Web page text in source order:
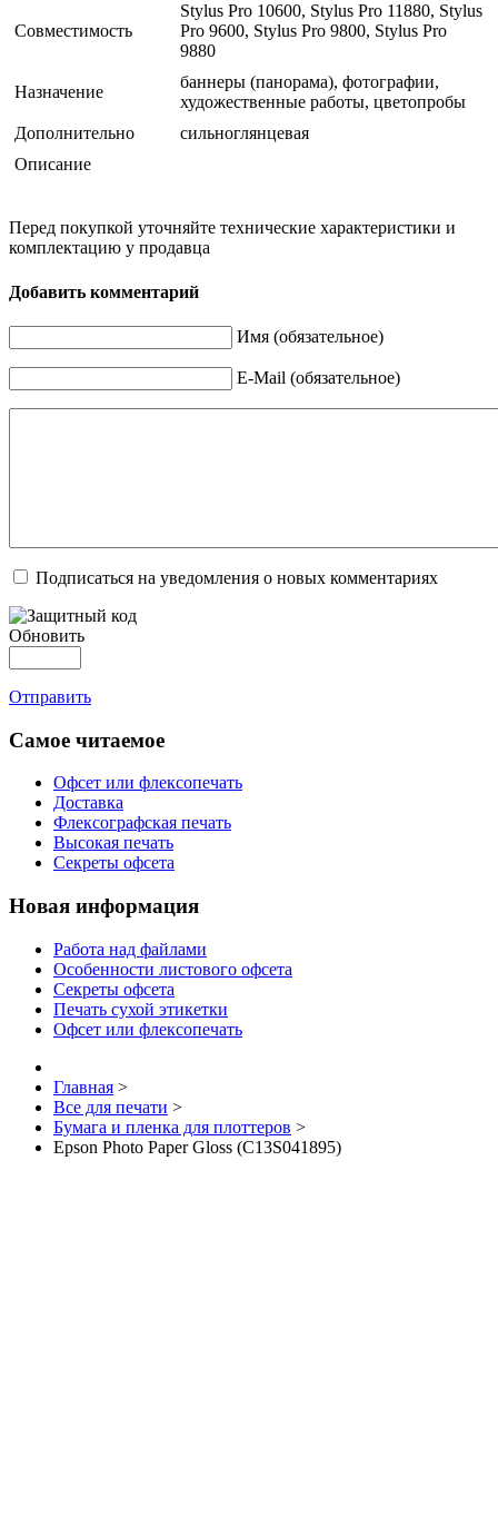
Совместимость
Stylus Pro 10600, Stylus Pro 11880, Stylus
Pro 9600, Stylus Pro 9800, Stylus Pro
9880
Назначение
баннеры (панорама), фотографии,
художественные работы, цветопробы
Дополнительно
сильноглянцевая
Описание
Перед покупкой уточняйте технические характеристики и
комплектацию у продавца
Добавить комментарий
Имя (обязательное)
E-Mail (обязательное)
Подписаться на уведомления о новых комментариях
Обновить
Отправить
Самое читаемое
Офсет или флексопечать
Доставка
Флексографская печать
Высокая печать
Секреты офсета
Новая информация
Работа над файлами
Особенности листового офсета
Секреты офсета
Печать сухой этикетки
Офсет или флексопечать
Главная >
Все для печати >
Бумага и пленка для плоттеров >
Epson Photo Paper Gloss (C13S041895)